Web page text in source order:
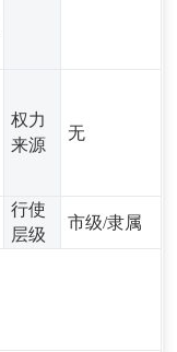
权力
来源
无
行使
层级
市级/隶属